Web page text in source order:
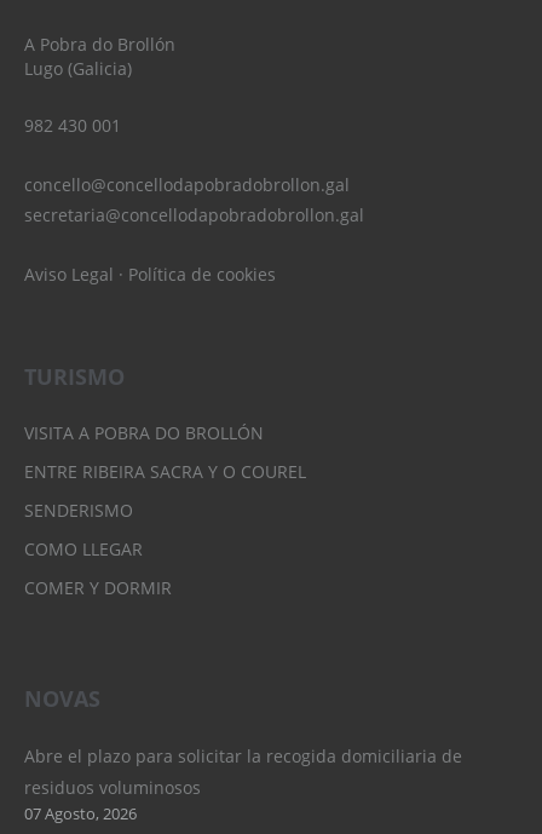
A Pobra do Brollón
Lugo (Galicia)
982 430 001
concello@concellodapobradobrollon.gal
secretaria@concellodapobradobrollon.gal
Aviso Legal · Política de cookies
TURISMO
VISITA A POBRA DO BROLLÓN
ENTRE RIBEIRA SACRA Y O COUREL
SENDERISMO
COMO LLEGAR
COMER Y DORMIR
NOVAS
Abre el plazo para solicitar la recogida domiciliaria de
residuos voluminosos
07 Agosto, 2026